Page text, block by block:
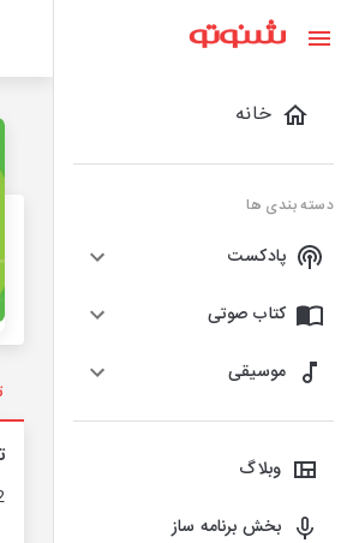
خانه
دسته بندی ها
پادکست
کتاب صوتی
موسیقی
وبلاگ
بخش برنامه ساز